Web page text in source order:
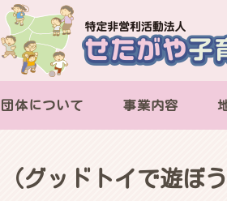
団体について 事業内容
（グッドトイで遊ぼう